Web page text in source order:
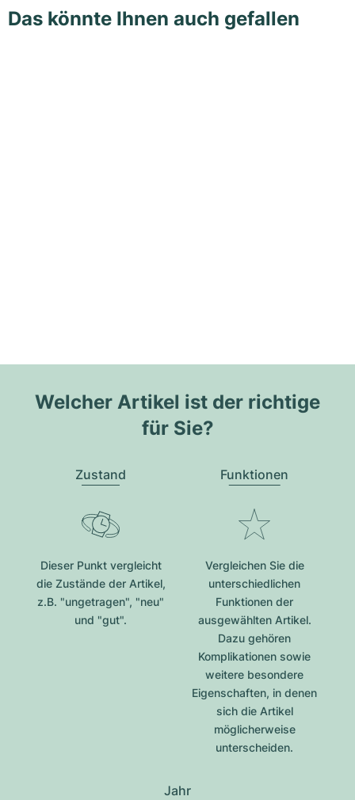
Das könnte Ihnen auch gefallen
Welcher Artikel ist der richtige
für Sie?
Zustand
Dieser Punkt vergleicht
die Zustände der Artikel,
z.B. "ungetragen", "neu"
und "gut".
Funktionen
Vergleichen Sie die
unterschiedlichen
Funktionen der
ausgewählten Artikel.
Dazu gehören
Komplikationen sowie
weitere besondere
Eigenschaften, in denen
sich die Artikel
möglicherweise
unterscheiden.
Jahr